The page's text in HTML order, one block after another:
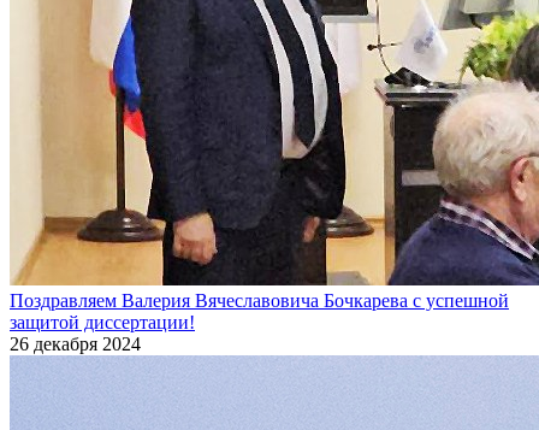
Поздравляем Валерия Вячеславовича Бочкарева с успешной
защитой диссертации!
26 декабря 2024